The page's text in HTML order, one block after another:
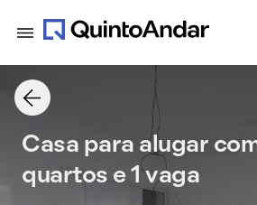
Casa para alugar
quartos e 1 vaga